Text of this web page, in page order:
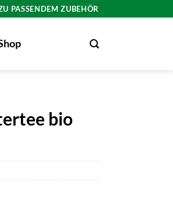
PASSENDEM ZUBEHÖR
bio